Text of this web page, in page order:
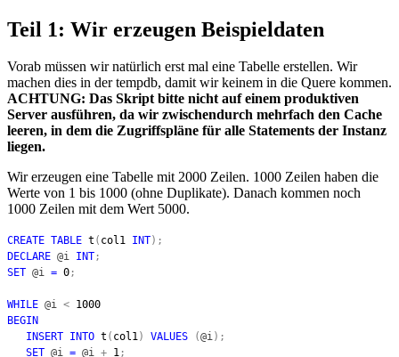
Teil 1: Wir erzeugen Beispieldaten
Vorab müssen wir natürlich erst mal eine Tabelle erstellen. Wir
machen dies in der tempdb, damit wir keinem in die Quere kommen.
ACHTUNG: Das Skript bitte nicht auf einem produktiven
Server ausführen, da wir zwischendurch mehrfach den Cache
leeren, in dem die Zugriffspläne für alle Statements der Instanz
liegen.
Wir erzeugen eine Tabelle mit 2000 Zeilen. 1000 Zeilen haben die
Werte von 1 bis 1000 (ohne Duplikate). Danach kommen noch
1000 Zeilen mit dem Wert 5000.
CREATE TABLE t ( col1 INT);
DECLARE @i INT;
SET @i = 0;
WHILE @i < 1000
BEGIN
INSERT INTO t ( col1) VALUES (@i);
SET @i = @i + 1;